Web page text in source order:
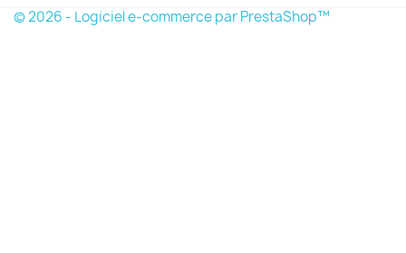
© 2026 - Logiciel e-commerce par PrestaShop™